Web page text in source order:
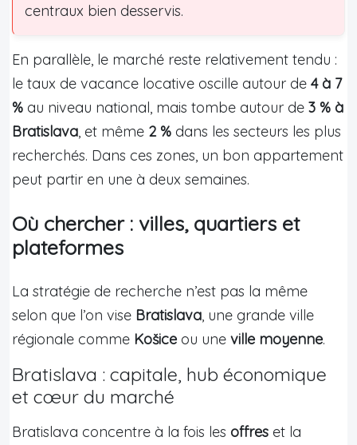
centraux bien desservis.
En parallèle, le marché reste relativement tendu :
le taux de vacance locative oscille autour de 4 à 7
% au niveau national, mais tombe autour de 3 % à
Bratislava, et même 2 % dans les secteurs les plus
recherchés. Dans ces zones, un bon appartement
peut partir en une à deux semaines.
Où chercher : villes, quartiers et
plateformes
La stratégie de recherche n’est pas la même
selon que l’on vise Bratislava, une grande ville
régionale comme Košice ou une ville moyenne.
Bratislava : capitale, hub économique
et cœur du marché
Bratislava concentre à la fois les offres et la